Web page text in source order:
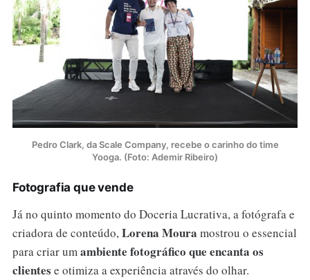
Pedro Clark, da Scale Company, recebe o carinho do time
Yooga. (Foto: Ademir Ribeiro)
Fotografia que vende
Já no quinto momento do Doceria Lucrativa, a fotógrafa e
criadora de conteúdo,Lorena Moura mostrou o essencial
para criar umambiente fotográfico que encanta os
clientes e otimiza a experiência através do olhar.